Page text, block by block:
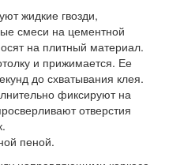
жидкие гвозди,
смеси на цементной
на плитный материал.
и прижимается. Ее
до схватывания клея.
фиксируют на
отверстия
пеной.